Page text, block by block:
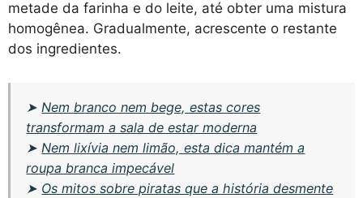
metade da farinha e do leite, até obter uma mistura
homogênea. Gradualmente, acrescente o restante
dos ingredientes.
➤Nem branco nem bege, estas cores
transformam a sala de estar moderna
➤Nem lixívia nem limão, esta dica mantém a
roupa branca impecável
➤ Os mitos sobre piratas que a história desmente